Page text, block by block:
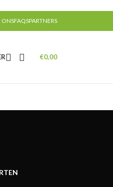
ONSFAQSPARTNERS
€0,00